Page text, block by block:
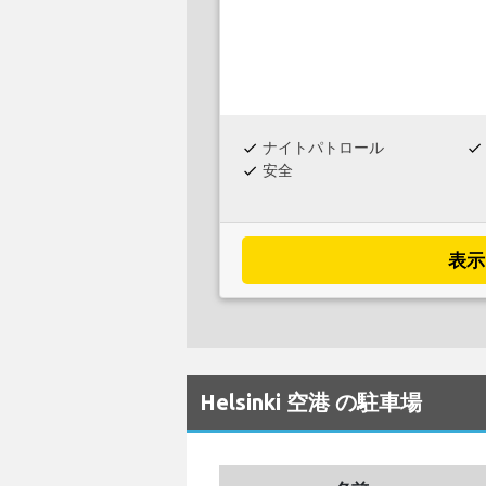
check ナイトパトロール
check
check 安全
表示
Helsinki 空港 の駐車場